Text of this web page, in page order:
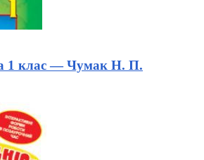
1 клас — Чумак Н. П.